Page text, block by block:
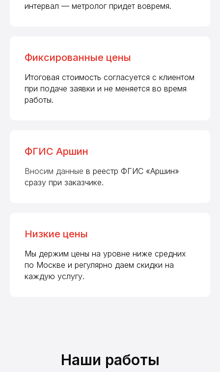
интервал — метролог придет вовремя.
Фиксированные цены
Итоговая стоимость согласуется с клиентом
при подаче заявки и не меняется во время
работы.
ФГИС Аршин
Вносим данные в реестр ФГИС «Аршин»
сразу при заказчике.
Низкие цены
Мы держим цены на уровне ниже средних
по Москве и регулярно даем скидки на
каждую услугу.
Наши работы